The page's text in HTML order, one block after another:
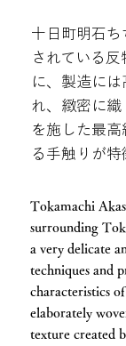
十日町明石
されている反
に、製造に
れ、緻密に
を施した最
る手触りが特
Tokamachi
surrounding
a very delicate
techniques and
characteristics
elaborately
texture created